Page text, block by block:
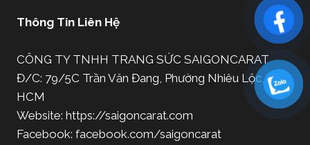
Thông Tin Liên Hệ
CÔNG TY TNHH TRANG SỨC SAIGONCARAT
Đ/C: 79/5C Trần Văn Đang, Phường Nhiêu Lộc, TP.
HCM
Website: https://saigoncarat.com
Facebook: facebook.com/saigoncarat